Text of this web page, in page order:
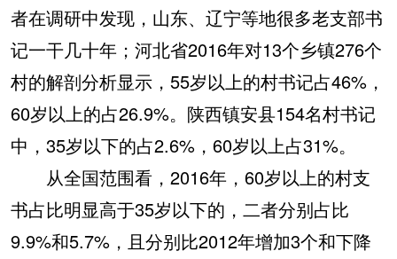
者在调研中发现，山东、辽宁等地很多老支部书
记一干几十年；河北省2016年对13个乡镇276个
村的解剖分析显示，55岁以上的村书记占46%，
60岁以上的占26.9%。陕西镇安县154名村书记
中，35岁以下的占2.6%，60岁以上占31%。
从全国范围看，2016年，60岁以上的村支
书占比明显高于35岁以下的，二者分别占比
9.9%和5.7%，且分别比2012年增加3个和下降